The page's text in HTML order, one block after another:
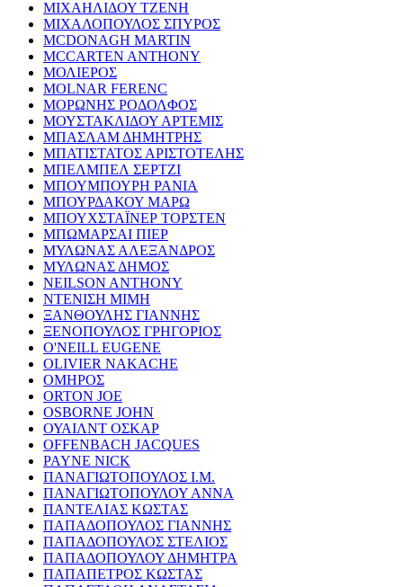
ΜΙΧΑΗΛΙΔΟΥ ΤΖΕΝΗ
ΜΙΧΑΛΟΠΟΥΛΟΣ ΣΠΥΡΟΣ
MCDONAGH MARTIN
MCCARTEN ANTHONY
ΜΟΛΙΕΡΟΣ
MOLNAR FERENC
ΜΟΡΩΝΗΣ ΡΟΔΟΛΦΟΣ
ΜΟΥΣΤΑΚΛΙΔΟΥ ΑΡΤΕΜΙΣ
ΜΠΑΣΛΑΜ ΔΗΜΗΤΡΗΣ
ΜΠΑΤΙΣΤΑΤΟΣ ΑΡΙΣΤΟΤΕΛΗΣ
ΜΠΕΛΜΠΕΛ ΣΕΡΤΖΙ
ΜΠΟΥΜΠΟΥΡΗ ΡΑΝΙΑ
ΜΠΟΥΡΔΑΚΟΥ ΜΑΡΩ
ΜΠΟΥΧΣΤΑΪΝΕΡ ΤΟΡΣΤΕΝ
ΜΠΩΜΑΡΣΑΙ ΠΙΕΡ
ΜΥΛΩΝΑΣ ΑΛΕΞΑΝΔΡΟΣ
ΜΥΛΩΝΑΣ ΔΗΜΟΣ
NEILSON ANTHONY
ΝΤΕΝΙΣΗ ΜΙΜΗ
ΞΑΝΘΟΥΛΗΣ ΓΙΑΝΝΗΣ
ΞΕΝΟΠΟΥΛΟΣ ΓΡΗΓΟΡΙΟΣ
O'NEILL EUGENE
OLIVIER NAKACHE
ΟΜΗΡΟΣ
ORTON JOE
OSBORNE JOHN
ΟΥΑΙΛΝΤ ΟΣΚΑΡ
OFFENBACH JACQUES
PAYNE NICK
ΠΑΝΑΓΙΩΤΟΠΟΥΛΟΣ Ι.Μ.
ΠΑΝΑΓΙΩΤΟΠΟΥΛΟΥ ΑΝΝΑ
ΠΑΝΤΕΛΙΑΣ ΚΩΣΤΑΣ
ΠΑΠΑΔΟΠΟΥΛΟΣ ΓΙΑΝΝΗΣ
ΠΑΠΑΔΟΠΟΥΛΟΣ ΣΤΕΛΙΟΣ
ΠΑΠΑΔΟΠΟΥΛΟΥ ΔΗΜΗΤΡΑ
ΠΑΠΑΠΕΤΡΟΣ ΚΩΣΤΑΣ